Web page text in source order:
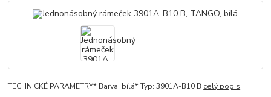
TECHNICKÉ PARAMETRY* Barva: bílá* Typ: 3901A-B10 B celý popis